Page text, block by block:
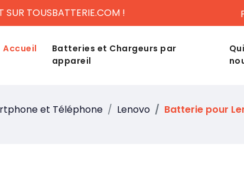
SUR TOUSBATTERIE.COM !
Accueil
Batteries et Chargeurs par
appareil
et Téléphone Lenovo Batterie pour